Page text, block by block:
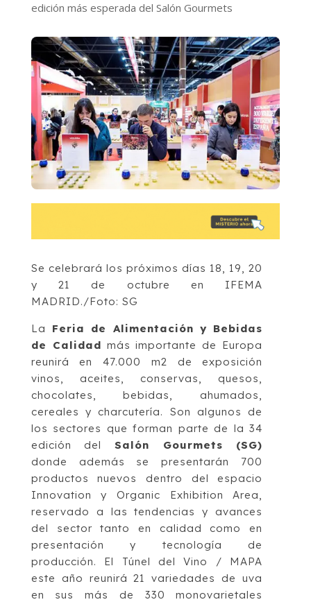
edición más esperada del Salón Gourmets
Se celebrará los próximos días 18, 19, 20
y 21 de octubre en IFEMA
MADRID./Foto: SG
La Feria de Alimentación y Bebidas
de Calidad más importante de Europa
reunirá en 47.000 m2 de exposición
vinos, aceites, conservas, quesos,
chocolates, bebidas, ahumados,
cereales y charcutería. Son algunos de
los sectores que forman parte de la 34
edición del Salón Gourmets (SG)
donde además se presentarán 700
productos nuevos dentro del espacio
Innovation y Organic Exhibition Area,
reservado a las tendencias y avances
del sector tanto en calidad como en
presentación y tecnología de
producción. El Túnel del Vino / MAPA
este año reunirá 21 variedades de uva
en sus más de 330 monovarietales